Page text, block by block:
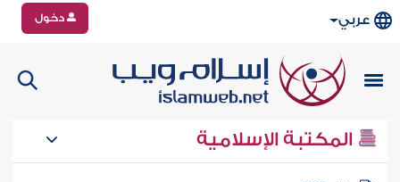
عربي دخول
المكتبة الإسلامية